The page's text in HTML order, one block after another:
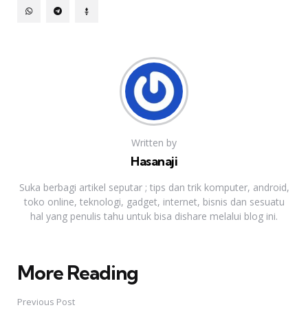
Written by
Hasanaji
Suka berbagi artikel seputar ; tips dan trik komputer, android,
toko online, teknologi, gadget, internet, bisnis dan sesuatu
hal yang penulis tahu untuk bisa dishare melalui blog ini.
More Reading
Post
navigation
Previous Post